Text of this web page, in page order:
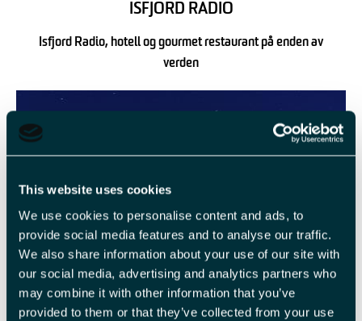
This website uses cookies
We use cookies to personalise content and ads, to
provide social media features and to analyse our traffic.
We also share information about your use of our site with
our social media, advertising and analytics partners who
may combine it with other information that you’ve
provided to them or that they’ve collected from your use
ISFJORD RADIO
Isfjord Radio, hotell og gourmet restaurant på enden av
verden